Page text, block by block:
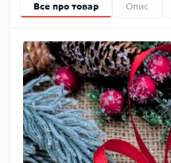
Все про товар Опис